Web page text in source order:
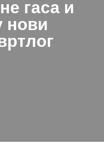
гаса и
нови